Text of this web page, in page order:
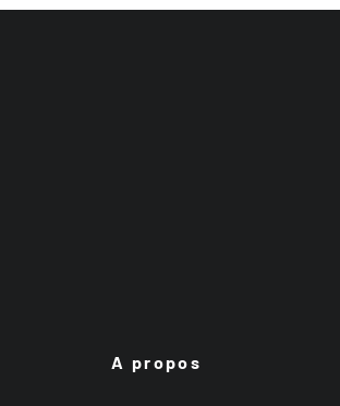
A propos